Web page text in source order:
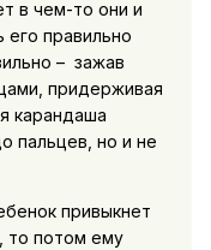
в чем-то они и
его правильно
– зажав
придерживая
карандаша
пальцев, но и не
привыкнет
то потом ему